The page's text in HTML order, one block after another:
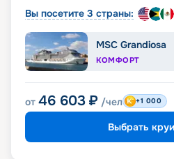
Вы посетите 3 страны:
MSC Grandiosa
КОМФОРТ
от 46 603 ₽ /чел +1 000
Выбрать